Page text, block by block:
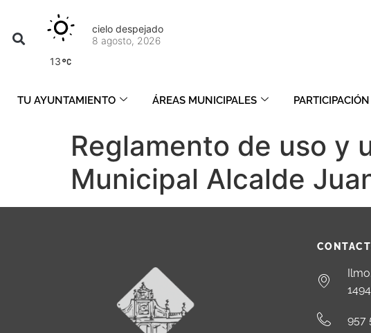
13
cielo despejado
8 agosto, 2026
TU AYUNTAMIENTO ÁREAS MUNICIPALES
Reglamento de uso y
Municipal Alcalde
957